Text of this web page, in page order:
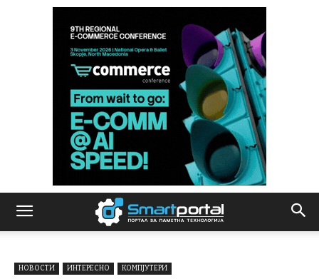
НОВОСТИ ИНТЕРЕСНО КОМПЈУТЕРИ